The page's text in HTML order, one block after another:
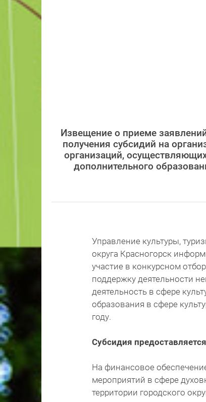
Извещение о приеме
получения субсидий на
организаций,
дополнительного
Управление культуры,
округа Красногорск
участие в конкурсном
поддержку деятельности
деятельность в сфере
образования в сфере
году.
Субсидия
На финансовое
мероприятий в сфере
территории городского